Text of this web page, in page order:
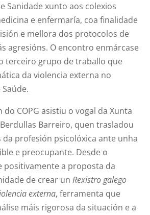
Sanidade xunto aos colexios
e enfermaría, coa finalidade
e mellora dos protocolos de
agresións. O encontro enmárcase
terceiro grupo de traballo que
da violencia externa no
COPG asistiu o vogal da Xunta
Barreiro, quen trasladou
da profesión psicolóxica ante unha
e preocupante. Desde o
positivamente a proposta da
de crear unRexistro galego
externa, ferramenta que
máis rigorosa da situación e a